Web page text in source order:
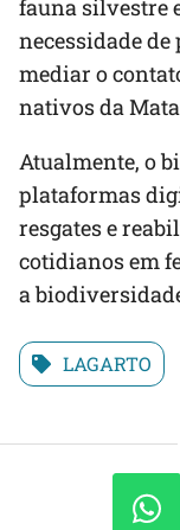
fauna silvestre
necessidade
mediar o
nativos da
Atualmente, o
plataformas
resgates e
cotidianos em
a
LAGARTO